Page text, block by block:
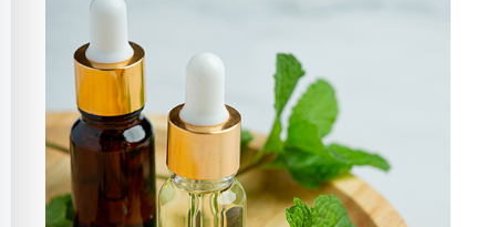
sicuro per crisi
adatta per ADHD
per cecità